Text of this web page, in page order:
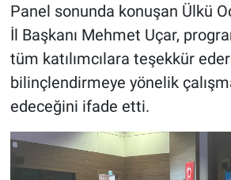
Panel sonunda konuşan Ülkü
İl Başkanı Mehmet Uçar,
tüm katılımcılara teşekkür
bilinçlendirmeye yönelik
edeceğini ifade etti.